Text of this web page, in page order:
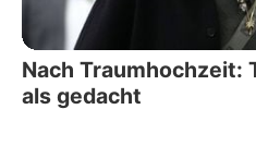
Nach Traumhochzeit:
als gedacht